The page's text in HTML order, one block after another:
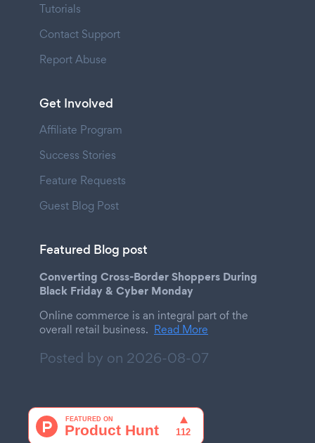
Tutorials
Contact Support
Report Abuse
Get Involved
Affiliate Program
Success Stories
Feature Requests
Guest Blog Post
Featured Blog post
Converting Cross-Border Shoppers During
Black Friday & Cyber Monday
Online commerce is an integral part of the
overall retail business. Read More
Posted by on 2026-08-07